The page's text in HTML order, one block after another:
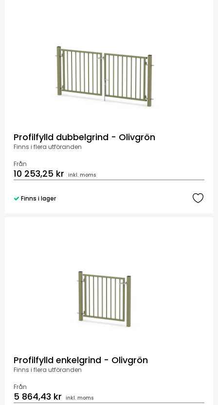
Profilfylld dubbelgrind - Olivgrön
Finns i flera utföranden
Från
10 253,25 kr inkl. moms
Finns i lager
Profilfylld enkelgrind - Olivgrön
Finns i flera utföranden
Från
5 864,43 kr inkl. moms